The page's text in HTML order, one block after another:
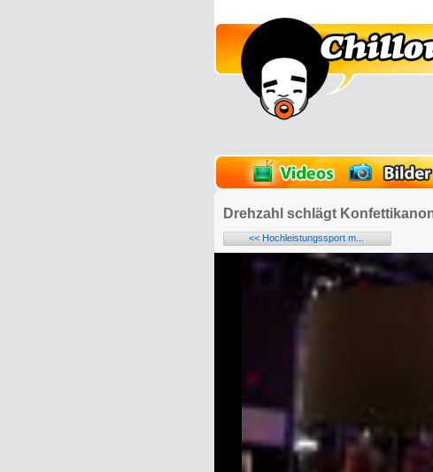
Drehzahl schlägt
<< Hochleistungssport m...
Name: